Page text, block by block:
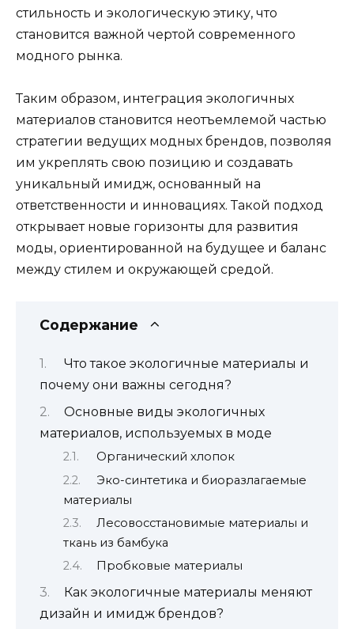
стильность и экологическую этику, что
становится важной чертой современного
модного рынка.
Таким образом, интеграция экологичных
материалов становится неотъемлемой частью
стратегии ведущих модных брендов, позволяя
им укреплять свою позицию и создавать
уникальный имидж, основанный на
ответственности и инновациях. Такой подход
открывает новые горизонты для развития
моды, ориентированной на будущее и баланс
между стилем и окружающей средой.
Содержание
Что такое экологичные материалы и
почему они важны сегодня?
Основные виды экологичных
материалов, используемых в моде
Органический хлопок
Эко-синтетика и биоразлагаемые
материалы
Лесовосстановимые материалы и
ткань из бамбука
Пробковые материалы
Как экологичные материалы меняют
дизайн и имидж брендов?